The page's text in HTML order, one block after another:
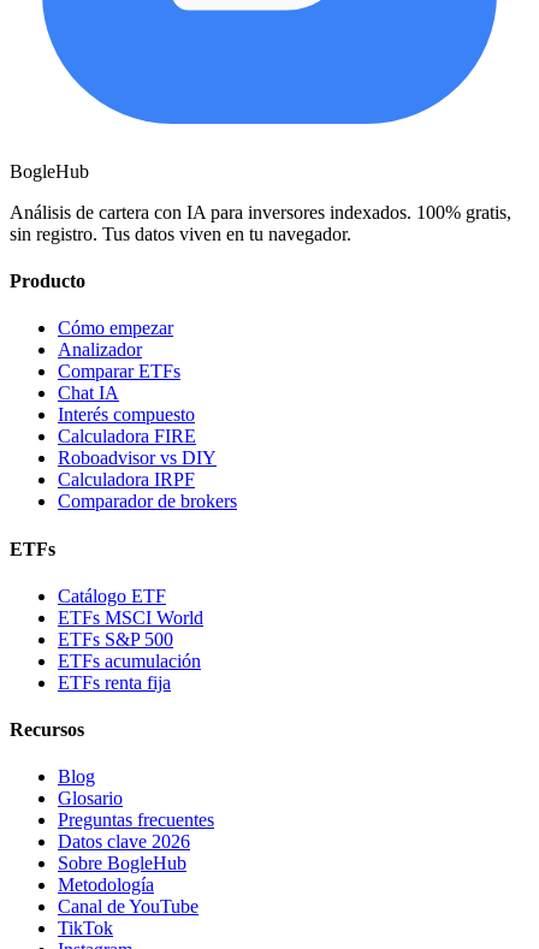
BogleHub
Análisis de cartera con IA para inversores indexados. 100% gratis,
sin registro. Tus datos viven en tu navegador.
Producto
Cómo empezar
Analizador
Comparar ETFs
Chat IA
Interés compuesto
Calculadora FIRE
Roboadvisor vs DIY
Calculadora IRPF
Comparador de brokers
ETFs
Catálogo ETF
ETFs MSCI World
ETFs S&P 500
ETFs acumulación
ETFs renta fija
Recursos
Blog
Glosario
Preguntas frecuentes
Datos clave 2026
Sobre BogleHub
Metodología
Canal de YouTube
TikTok